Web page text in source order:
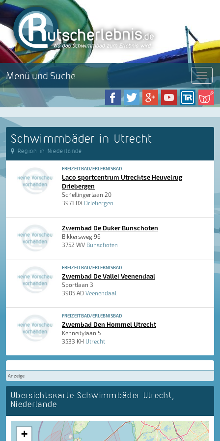
Menü und Suche Menü
Schwimmbäder in Utrecht
Region in Niederlande
FREIZEITBAD/ERLEBNISBAD
Laco sportcentrum Utrechtse Heuvelrug
Driebergen
Schellingerlaan 20
3971 BX Driebergen
Zwembad De Duker Bunschoten
Bikkersweg 96
3752 WV Bunschoten
FREIZEITBAD/ERLEBNISBAD
Zwembad De Vallei Veenendaal
Sportlaan 3
3905 AD Veenendaal
FREIZEITBAD/ERLEBNISBAD
Zwembad Den Hommel Utrecht
Kennedylaan 5
3533 KH Utrecht
Anzeige
Übersichtskarte Schwimmbäder Utrecht,
Niederlande
+